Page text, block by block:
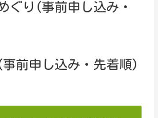
ぐり(事前申し込み・
前申し込み・先着順)